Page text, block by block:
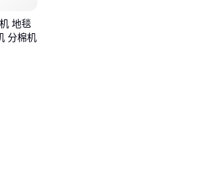
地毯
分棉机